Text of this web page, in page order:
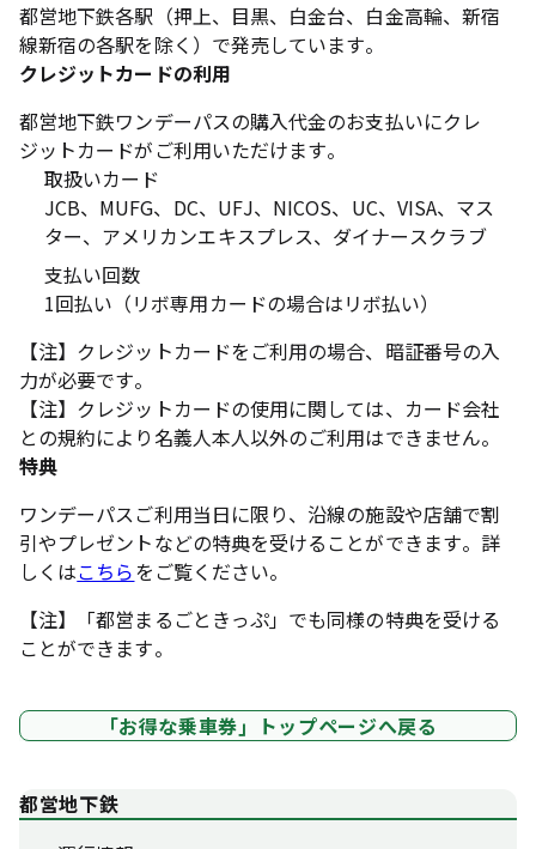
都営地下鉄各駅（押上、目黒、白金台、白金高輪、新宿
線新宿の各駅を除く）で発売しています。
クレジットカードの利用
都営地下鉄ワンデーパスの購入代金のお支払いにクレ
ジットカードがご利用いただけます。
取扱いカード
JCB、MUFG、DC、UFJ、NICOS、UC、VISA、マス
ター、アメリカンエキスプレス、ダイナースクラブ
支払い回数
1回払い（リボ専用カードの場合はリボ払い）
【注】クレジットカードをご利用の場合、暗証番号の入
力が必要です。
【注】クレジットカードの使用に関しては、カード会社
との規約により名義人本人以外のご利用はできません。
特典
ワンデーパスご利用当日に限り、沿線の施設や店舗で割
引やプレゼントなどの特典を受けることができます。詳
しくはこちらをご覧ください。
【注】「都営まるごときっぷ」でも同様の特典を受ける
ことができます。
「お得な乗車券」トップページへ戻る
都営地下鉄